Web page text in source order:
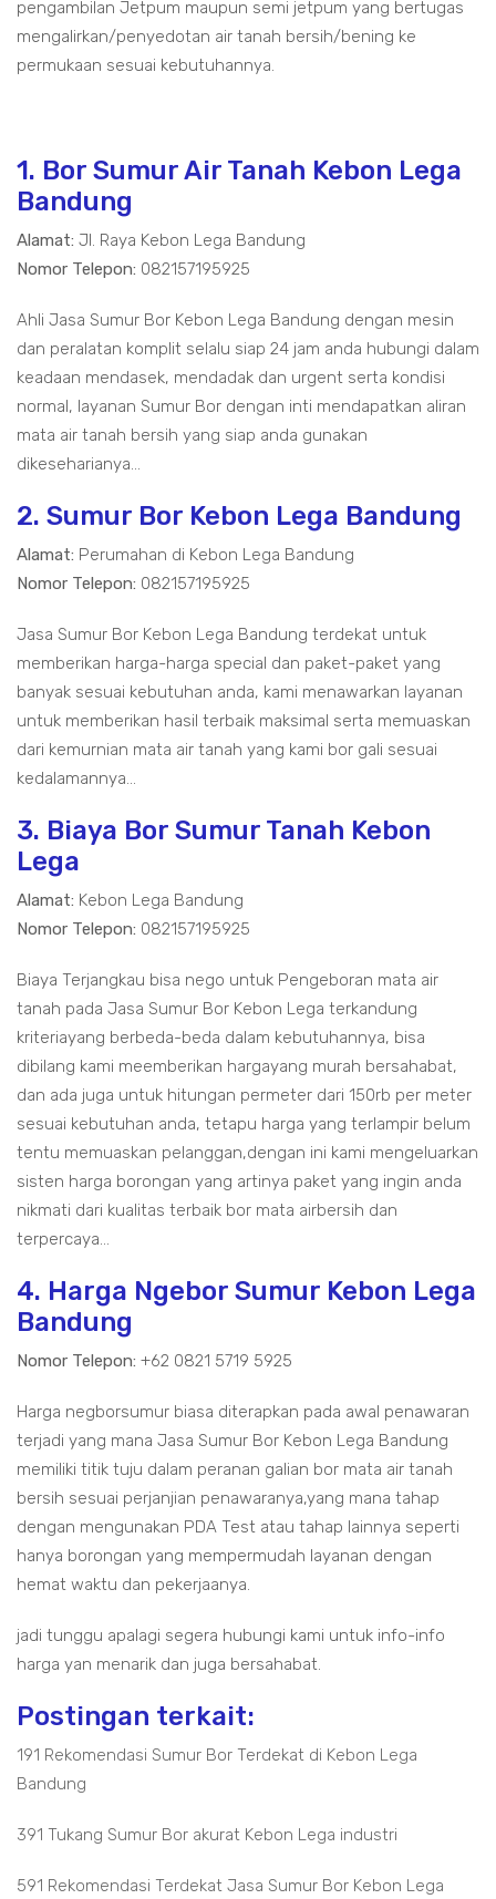
pengambilan Jetpum maupun semi jetpum yang bertugas
mengalirkan/penyedotan air tanah bersih/bening ke
permukaan sesuai kebutuhannya.
1. Bor Sumur Air Tanah Kebon Lega
Bandung
Alamat: Jl. Raya Kebon Lega Bandung
Nomor Telepon: 082157195925
Ahli Jasa Sumur Bor Kebon Lega Bandung dengan mesin
dan peralatan komplit selalu siap 24 jam anda hubungi dalam
keadaan mendasek, mendadak dan urgent serta kondisi
normal, layanan Sumur Bor dengan inti mendapatkan aliran
mata air tanah bersih yang siap anda gunakan
dikeseharianya...
2. Sumur Bor Kebon Lega Bandung
Alamat: Perumahan di Kebon Lega Bandung
Nomor Telepon: 082157195925
Jasa Sumur Bor Kebon Lega Bandung terdekat untuk
memberikan harga-harga special dan paket-paket yang
banyak sesuai kebutuhan anda, kami menawarkan layanan
untuk memberikan hasil terbaik maksimal serta memuaskan
dari kemurnian mata air tanah yang kami bor gali sesuai
kedalamannya...
3. Biaya Bor Sumur Tanah Kebon
Lega
Alamat: Kebon Lega Bandung
Nomor Telepon: 082157195925
Biaya Terjangkau bisa nego untuk Pengeboran mata air
tanah pada Jasa Sumur Bor Kebon Lega terkandung
kriteriayang berbeda-beda dalam kebutuhannya, bisa
dibilang kami meemberikan hargayang murah bersahabat,
dan ada juga untuk hitungan permeter dari 150rb per meter
sesuai kebutuhan anda, tetapu harga yang terlampir belum
tentu memuaskan pelanggan,dengan ini kami mengeluarkan
sisten harga borongan yang artinya paket yang ingin anda
nikmati dari kualitas terbaik bor mata airbersih dan
terpercaya...
4. Harga Ngebor Sumur Kebon Lega
Bandung
Nomor Telepon: +62 0821 5719 5925
Harga negborsumur biasa diterapkan pada awal penawaran
terjadi yang mana Jasa Sumur Bor Kebon Lega Bandung
memiliki titik tuju dalam peranan galian bor mata air tanah
bersih sesuai perjanjian penawaranya,yang mana tahap
dengan mengunakan PDA Test atau tahap lainnya seperti
hanya borongan yang mempermudah layanan dengan
hemat waktu dan pekerjaanya.
jadi tunggu apalagi segera hubungi kami untuk info-info
harga yan menarik dan juga bersahabat.
Postingan terkait:
191 Rekomendasi Sumur Bor Terdekat di Kebon Lega
Bandung
391 Tukang Sumur Bor akurat Kebon Lega industri
591 Rekomendasi Terdekat Jasa Sumur Bor Kebon Lega